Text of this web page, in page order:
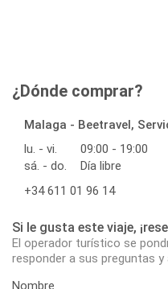
¿Dónde comprar?
Malaga - Beetravel,
lu. - vi.
09:00 - 19:00
sá. - do.
Día libre
+34 611 01 96 14
Si le gusta este viaje,
El operador turístico se
responder a sus preguntas
Nombre